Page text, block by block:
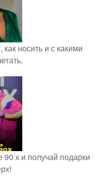
носить и с какими
х и получай подарки